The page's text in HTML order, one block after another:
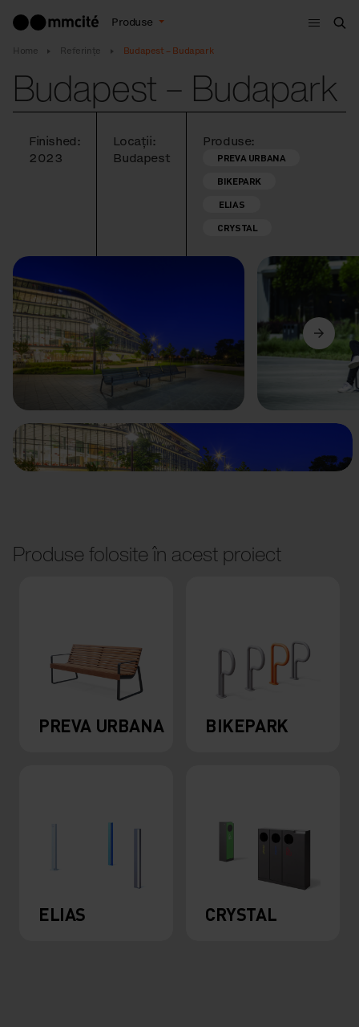
Produse
Meniu
Home Referințe Budapest – Budapark
Budapest – Budapark
Finished:
2023
Locații:
Budapest
Produse:
PREVA URBANA
BIKEPARK
ELIAS
CRYSTAL
Anterior
Produse folosite în acest proiect
PREVA URBANA BIKEPARK
ELIAS CRYSTAL